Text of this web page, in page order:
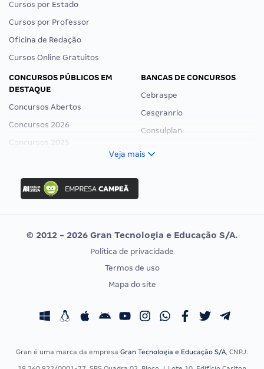
Cursos por Estado
Cursos por Professor
Oficina de Redação
Cursos Online Gratuitos
CONCURSOS PÚBLICOS EM
DESTAQUE
Concursos Abertos
Concursos 2026
Concursos 2025
Concurso Ibama
Concurso MPU
Editais publicados
BANCAS DE CONCURSOS
Cebraspe
Cesgranrio
Consulplan
Vunesp
CONCURSOS POR PROFISSÃO
Concursos Fiscais
EXAME DE ORDEM
Calendário OAB
Veja mais
© 2012 - 2026 Gran Tecnologia e Educação S/A.
Política de privacidade
Termos de uso
Mapa do site
Gran é uma marca da empresa Gran Tecnologia e Educação S/A, CNPJ: